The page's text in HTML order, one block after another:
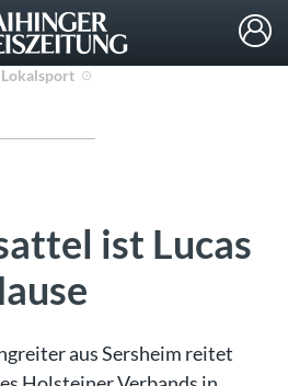
Lokalsport
ist Lucas
aus Sersheim reitet